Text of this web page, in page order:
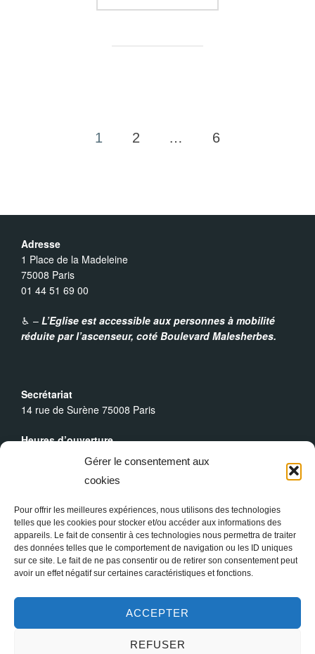
Gérer le consentement aux
cookies
Pour offrir les meilleures expériences, nous utilisons des technologies
telles que les cookies pour stocker et/ou accéder aux informations des
appareils. Le fait de consentir à ces technologies nous permettra de traiter
des données telles que le comportement de navigation ou les ID uniques
sur ce site. Le fait de ne pas consentir ou de retirer son consentement peut
avoir un effet négatif sur certaines caractéristiques et fonctions.
ACCEPTER
REFUSER
Pagination
1 2 … 6
Adresse
1 Place de la Madeleine
75008 Paris
01 44 51 69 00
♿︎ – L’Eglise est accessible aux personnes à mobilité
réduite par l’ascenseur, coté Boulevard Malesherbes.
Secrétariat
14 rue de Surène 75008 Paris
Heures d’ouverture
Du lundi au dimanche : 9h30 - 19h00
Messes Dominicales
Dimanche, messe à10h30et18h